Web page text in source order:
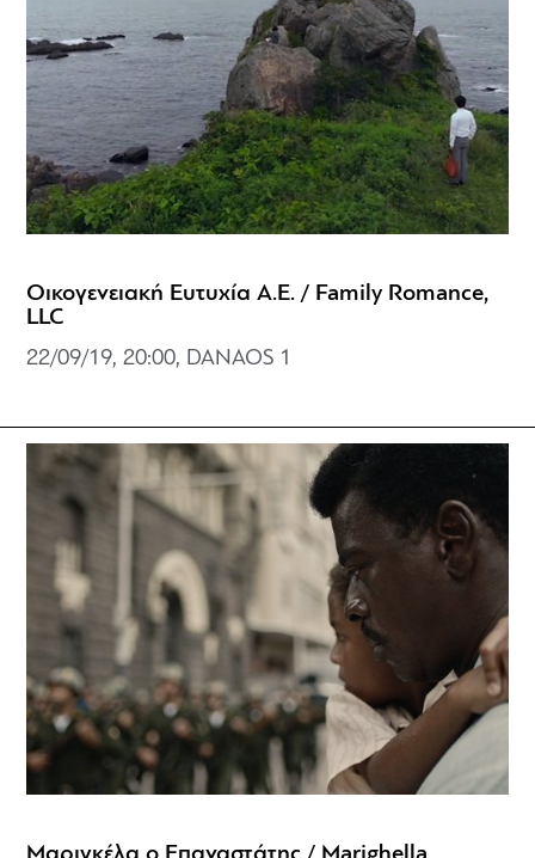
Οικογενειακή Ευτυχία Α.Ε. / Family Romance,
LLC
22/09/19, 20:00, DANAOS 1